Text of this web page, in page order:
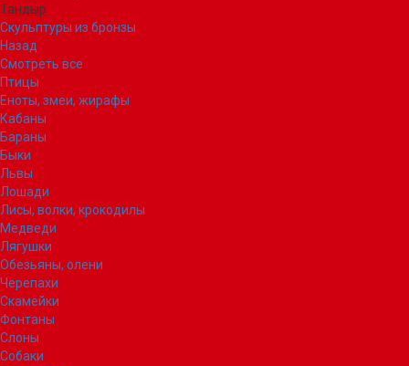
Тандыр
Скульптуры из бронзы
Назад
Смотреть все
Птицы
Еноты, змеи, жирафы
Кабаны
Бараны
Быки
Львы
Лошади
Лисы, волки, крокодилы
Медведи
Лягушки
Обезьяны, олени
Черепахи
Скамейки
Фонтаны
Слоны
Собаки